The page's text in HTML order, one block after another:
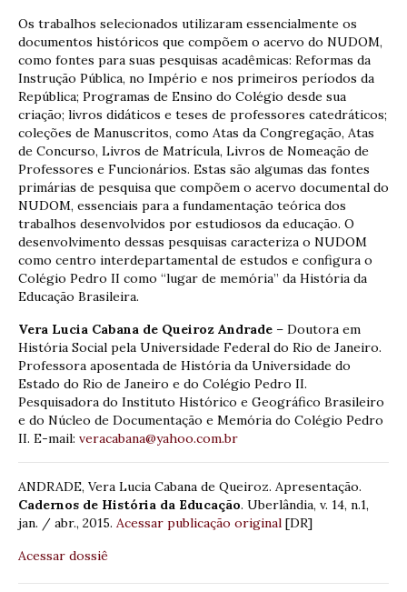
Os trabalhos selecionados utilizaram essencialmente os
documentos históricos que compõem o acervo do NUDOM,
como fontes para suas pesquisas acadêmicas: Reformas da
Instrução Pública, no Império e nos primeiros períodos da
República; Programas de Ensino do Colégio desde sua
criação; livros didáticos e teses de professores catedráticos;
coleções de Manuscritos, como Atas da Congregação, Atas
de Concurso, Livros de Matrícula, Livros de Nomeação de
Professores e Funcionários. Estas são algumas das fontes
primárias de pesquisa que compõem o acervo documental do
NUDOM, essenciais para a fundamentação teórica dos
trabalhos desenvolvidos por estudiosos da educação. O
desenvolvimento dessas pesquisas caracteriza o NUDOM
como centro interdepartamental de estudos e configura o
Colégio Pedro II como “lugar de memória” da História da
Educação Brasileira.
Vera Lucia Cabana de Queiroz Andrade – Doutora em
História Social pela Universidade Federal do Rio de Janeiro.
Professora aposentada de História da Universidade do
Estado do Rio de Janeiro e do Colégio Pedro II.
Pesquisadora do Instituto Histórico e Geográfico Brasileiro
e do Núcleo de Documentação e Memória do Colégio Pedro
II. E-mail: veracabana@yahoo.com.br
ANDRADE, Vera Lucia Cabana de Queiroz. Apresentação.
Cadernos de História da Educação. Uberlândia, v. 14, n.1,
jan. / abr., 2015. Acessar publicação original [DR]
Acessar dossiê